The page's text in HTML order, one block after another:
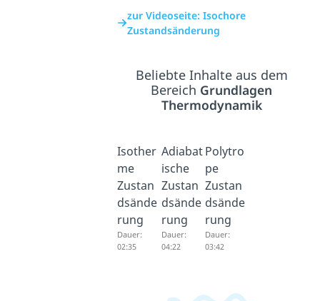
zur Videoseite: Isochore
Zustandsänderung
Beliebte Inhalte aus dem
Bereich Grundlagen
Thermodynamik
Isother
me
Zustan
dsände
rung
Dauer:
02:35
Adiabat
ische
Zustan
dsände
rung
Dauer:
04:22
Polytro
pe
Zustan
dsände
rung
Dauer:
03:42